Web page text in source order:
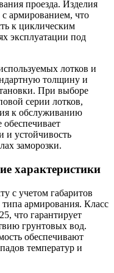
проезда. Изделия
с армированием, что
к циклическим
эксплуатации под
лотков и
толщину и
При выборе
серии лотков,
к обслуживанию
обеспечивает
и устойчивость
заморозки.
характеристики
с учетом габаритов
армирования. Класс
что гарантирует
грунтовых вод.
обеспечивают
температур и